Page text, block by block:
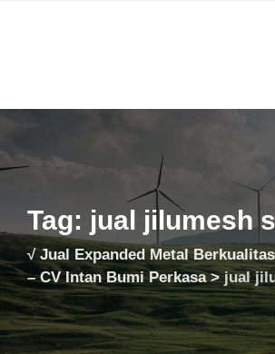
Tag: jual jilumesh
√ Jual Expanded Metal
– CV Intan Bumi Perkasa>jual